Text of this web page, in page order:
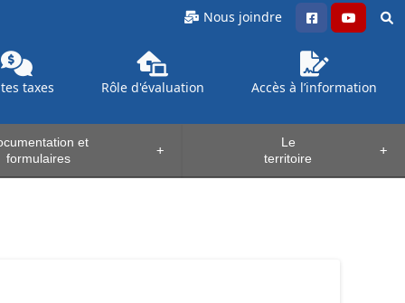
Nous joindre
taxes Rôle d'évaluation Accès à l’information
+
et
formulaires
+
Le
territoire